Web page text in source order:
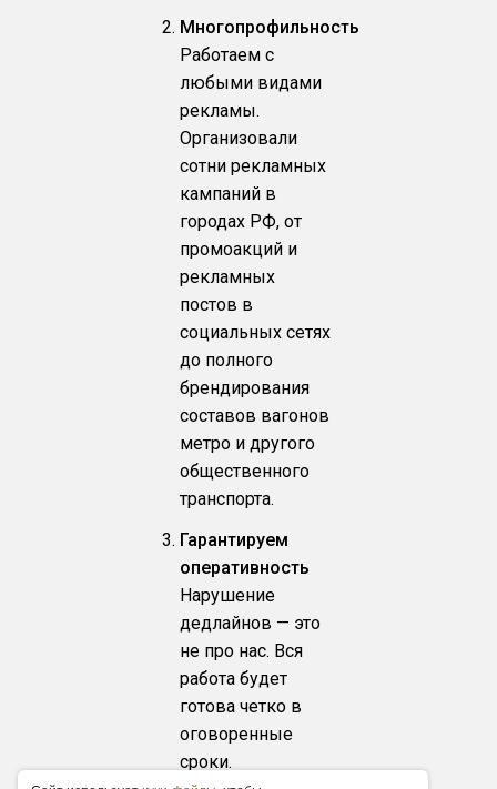
Многопрофильность
Работаем с
любыми видами
рекламы.
Организовали
сотни рекламных
кампаний в
городах РФ, от
промоакций и
рекламных
постов в
социальных сетях
до полного
брендирования
составов вагонов
метро и другого
общественного
транспорта.
Гарантируем
оперативность
Нарушение
дедлайнов — это
не про нас. Вся
работа будет
готова четко в
оговоренные
сроки.